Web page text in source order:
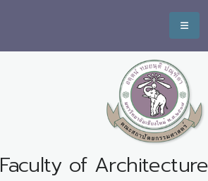
Faculty of Architecture